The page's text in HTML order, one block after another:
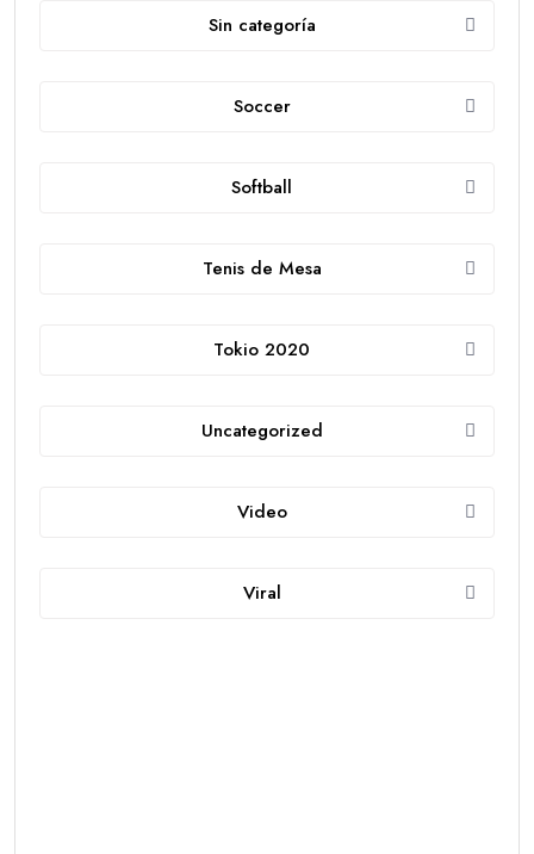
Sin categoría
Soccer
Softball
Tenis de Mesa
Tokio 2020
Uncategorized
Video
Viral